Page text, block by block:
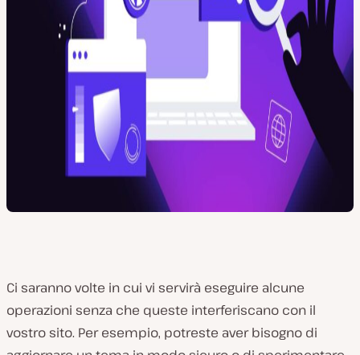
Ci saranno volte in cui vi servirà eseguire alcune
operazioni senza che queste interferiscano con il
vostro sito. Per esempio, potreste aver bisogno di